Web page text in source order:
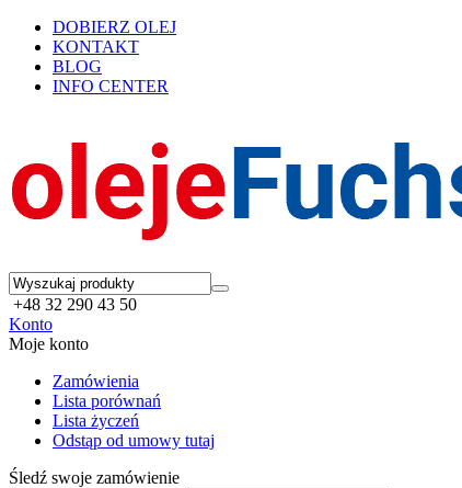
DOBIERZ OLEJ
KONTAKT
BLOG
INFO CENTER
+48 32 290 43 50
Konto
Moje konto
Zamówienia
Lista porównań
Lista życzeń
Odstąp od umowy tutaj
Śledź swoje zamówienie